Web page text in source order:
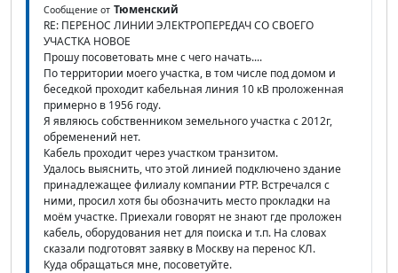
Сообщение от Тюменский
RE: ПЕРЕНОС ЛИНИИ ЭЛЕКТРОПЕРЕДАЧ СО СВОЕГО
УЧАСТКА НОВОЕ
Прошу посоветовать мне с чего начать....
По территории моего участка, в том числе под домом и
беседкой проходит кабельная линия 10 кВ проложенная
примерно в 1956 году.
Я являюсь собственником земельного участка с 2012г,
обременений нет.
Кабель проходит через участком транзитом.
Удалось выяснить, что этой линией подключено здание
принадлежащее филиалу компании РТР. Встречался с
ними, просил хотя бы обозначить место прокладки на
моём участке. Приехали говорят не знают где проложен
кабель, оборудования нет для поиска и т.п. На словах
сказали подготовят заявку в Москву на перенос КЛ.
Куда обращаться мне, посоветуйте.